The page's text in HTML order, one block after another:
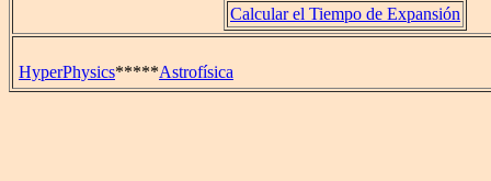
Calcular el Tiempo de Expansión
HyperPhysics*****Astrofísica